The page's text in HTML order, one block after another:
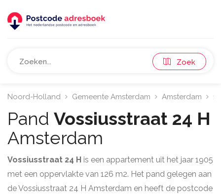
Zoek
Noord-Holland Gemeente Amsterdam Amsterdam
Pand Vossiusstraat 24 H
Amsterdam
Vossiusstraat 24 H is een appartement uit het jaar 1905
met een oppervlakte van 126 m2. Het pand gelegen aan
de Vossiusstraat 24 H Amsterdam en heeft de postcode